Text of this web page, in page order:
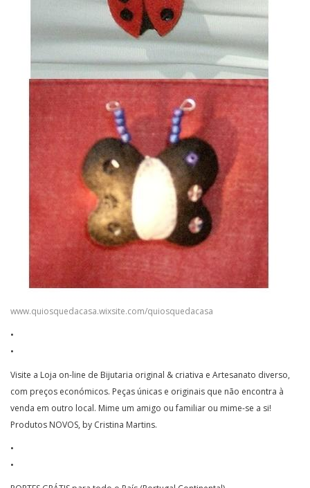
www.quiosquedacasa.wixsite.com/quiosquedacasa
•
•
Visite a Loja on-line de Bijutaria original & criativa e Artesanato diverso,
com preços económicos. Peças únicas e originais que não encontra à
venda em outro local. Mime um amigo ou familiar ou mime-se a si!
Produtos NOVOS, by Cristina Martins.
•
•